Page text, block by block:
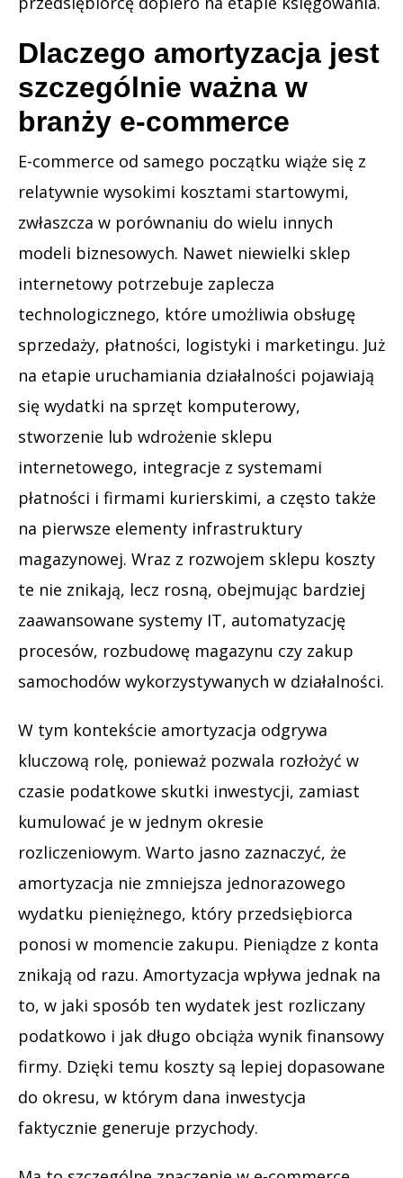
Dlaczego amortyzacja jest
szczególnie ważna w
branży e-commerce
E-commerce od samego początku wiąże się z
relatywnie wysokimi kosztami startowymi,
zwłaszcza w porównaniu do wielu innych
modeli biznesowych. Nawet niewielki sklep
internetowy potrzebuje zaplecza
technologicznego, które umożliwia obsługę
sprzedaży, płatności, logistyki i marketingu. Już
na etapie uruchamiania działalności pojawiają
się wydatki na sprzęt komputerowy,
stworzenie lub wdrożenie sklepu
internetowego, integracje z systemami
płatności i firmami kurierskimi, a często także
na pierwsze elementy infrastruktury
magazynowej. Wraz z rozwojem sklepu koszty
te nie znikają, lecz rosną, obejmując bardziej
zaawansowane systemy IT, automatyzację
procesów, rozbudowę magazynu czy zakup
samochodów wykorzystywanych w działalności.
W tym kontekście amortyzacja odgrywa
kluczową rolę, ponieważ pozwala rozłożyć w
czasie podatkowe skutki inwestycji, zamiast
kumulować je w jednym okresie
rozliczeniowym. Warto jasno zaznaczyć, że
amortyzacja nie zmniejsza jednorazowego
wydatku pieniężnego, który przedsiębiorca
ponosi w momencie zakupu. Pieniądze z konta
znikają od razu. Amortyzacja wpływa jednak na
to, w jaki sposób ten wydatek jest rozliczany
podatkowo i jak długo obciąża wynik finansowy
firmy. Dzięki temu koszty są lepiej dopasowane
do okresu, w którym dana inwestycja
faktycznie generuje przychody.